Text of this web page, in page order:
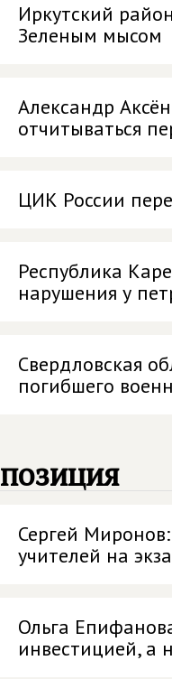
Иркутский
Зеленым мысом
Александр
отчитываться
ЦИК России
Республика
нарушения у
Свердловская
погибшего
позиция
Сергей
учителей на
Ольга
инвестицией, а